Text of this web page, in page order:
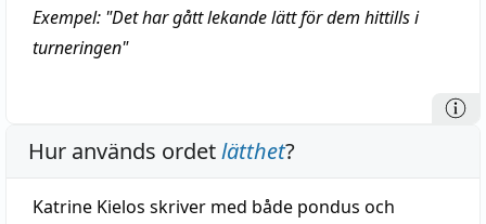
Exempel: "Det har gått lekande lätt för dem hittills i
turneringen"
Hur används ordetlätthet?
Katrine Kielos skriver med både pondus och